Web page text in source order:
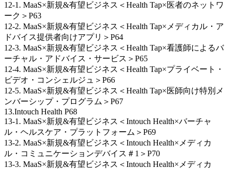
12-1. MaaS×新規&有望ビジネス＜Health Tap×医者のネットワ
ーク＞P63
12-2. MaaS×新規&有望ビジネス＜Health Tap×メディカル・ア
ドバイス提供者向けアプリ＞P64
12-3. MaaS×新規&有望ビジネス＜Health Tap×看護師によるバ
ーチャル・アドバイス・サービス＞P65
12-4. MaaS×新規&有望ビジネス＜Health Tap×プライベート・
ビデオ・コンシェルジュ＞P66
12-5. MaaS×新規&有望ビジネス＜Health Tap×医師向け特別メ
ンバーシップ・プログラム＞P67
13.Intouch Health P68
13-1. MaaS×新規&有望ビジネス＜Intouch Health×バーチャ
ル・ヘルスケア・プラットフォーム＞P69
13-2. MaaS×新規&有望ビジネス＜Intouch Health×メディカ
ル・コミュニケーションデバイス＃1＞P70
13-3. MaaS×新規&有望ビジネス＜Intouch Health×メディカ